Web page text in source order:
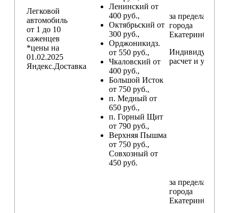
Легковой
автомобиль
от 1 до 10
саженцев
*цены на
01.02.2025
Яндекс.Доставка
Ленинский от
400 руб.,
Октябрьский от
300 руб.,
Орджоникидз.
от 550 руб.,
Чкаловский от
400 руб.,
Большой Исток
от 750 руб.,
п. Медный от
650 руб.,
п. Горный Щит
от 790 руб.,
Верхняя Пышма
от 750 руб.,
Совхозный от
450 руб.
за пределами
города
Екатеринбург
расчет и условия
за пределами
города
Екатеринбург